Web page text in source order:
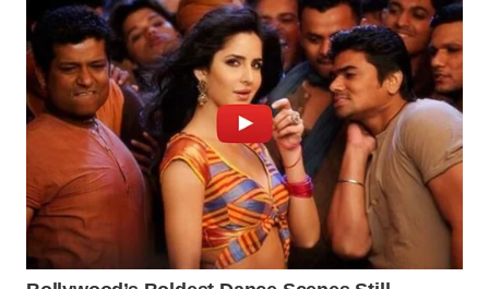
BINJAI
WN
CIREBON
WN
INDRAMAYU
WN
KUNINGAN